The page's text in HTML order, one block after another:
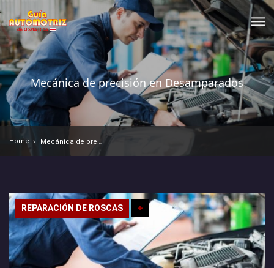
Mecánica de precisión en Desamparados
Home
REPARACIÓN DE ROSCAS +